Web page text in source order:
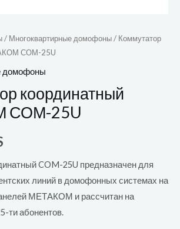
/ Многоквартирные домофоны/ Коммутатор
СОМ-25U
домофоны
координатный
СОМ-25U
COM-25U предназначен для
линий в домофонных системах на
МЕТАКОМ и рассчитан на
ти абонентов.